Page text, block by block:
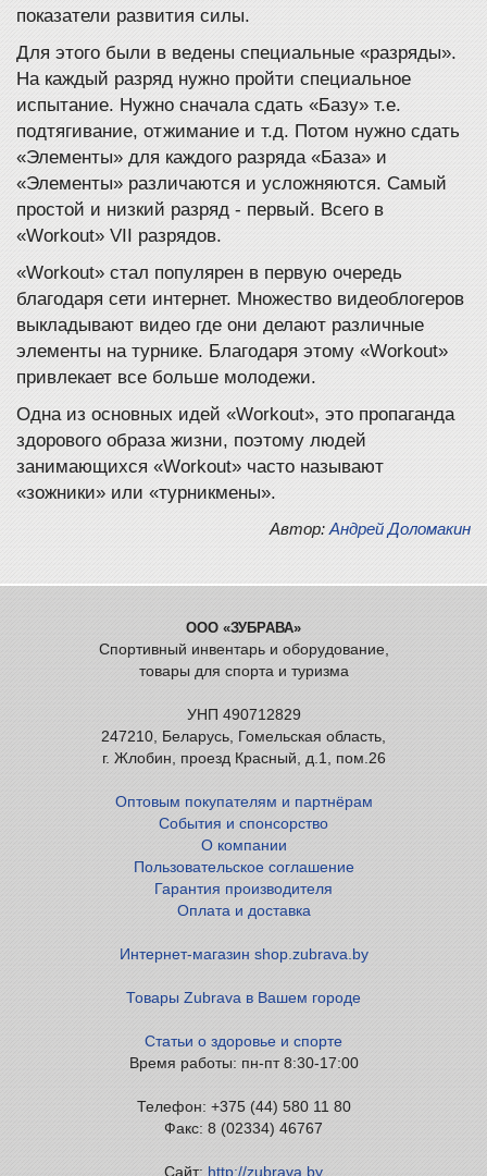
показатели развития силы.
Для этого были в ведены специальные «разряды».
На каждый разряд нужно пройти специальное
испытание. Нужно сначала сдать «Базу» т.е.
подтягивание, отжимание и т.д. Потом нужно сдать
«Элементы» для каждого разряда «База» и
«Элементы» различаются и усложняются. Самый
простой и низкий разряд - первый. Всего в
«Workout» VII разрядов.
«Workout» стал популярен в первую очередь
благодаря сети интернет. Множество видеоблогеров
выкладывают видео где они делают различные
элементы на турнике. Благодаря этому «Workout»
привлекает все больше молодежи.
Одна из основных идей «Workout», это пропаганда
здорового образа жизни, поэтому людей
занимающихся «Workout» часто называют
«зожники» или «турникмены».
Автор: Андрей Доломакин
ООО «ЗУБРАВА»
Спортивный инвентарь и оборудование,
товары для спорта и туризма
УНП 490712829
247210, Беларусь, Гомельская область,
г. Жлобин, проезд Красный, д.1, пом.26
Оптовым покупателям и партнёрам
События и спонсорство
О компании
Пользовательское соглашение
Гарантия производителя
Оплата и доставка
Интернет-магазин shop.zubrava.by
Товары Zubrava в Вашем городе
Статьи о здоровье и спорте
Время работы: пн-пт 8:30-17:00
Телефон: +375 (44) 580 11 80
Факс: 8 (02334) 46767
Сайт: http://zubrava.by